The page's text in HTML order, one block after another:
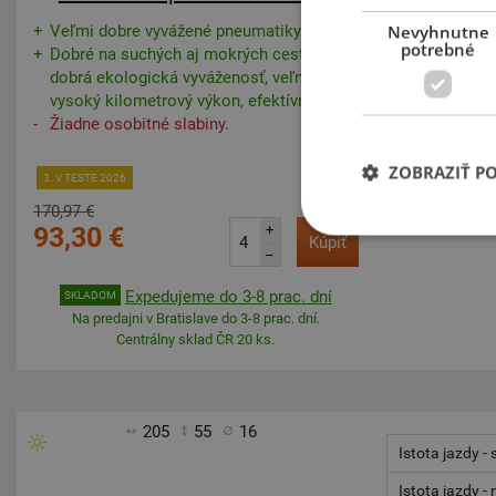
Veľmi dobre vyvážené pneumatiky.
Dobré na suchých aj mokrých cestách,
dobrá ekologická vyváženosť, veľmi
vysoký kilometrový výkon, efektívne.
Žiadne osobitné slabiny.
3. V TESTE 2026
170,97 €
93,30 €
+
–
Kúpiť
SKLADOM Expedujeme do 3-8 prac. dní
Na predajni v Bratislave do 3-8 prac. dní.
Centrálny sklad ČR 20 ks.
zrychlení v m/
Spotreba paliva
v km
205 55 16
Istota jazdy -
Istota jazdy -
Nevyhnutne
potrebné
ZOBRAZIŤ